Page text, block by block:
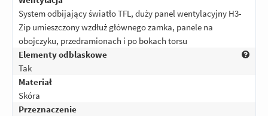
System odbijający światło TFL, duży panel wentylacyjny H3-
Zip umieszczony wzdłuż głównego zamka, panele na
obojczyku, przedramionach i po bokach torsu
Elementy odblaskowe
Tak
Materiał
Skóra
Przeznaczenie